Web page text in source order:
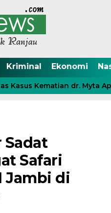
Kriminal Ekonomi
Kematian dr. Myta
Safari
Jambi di